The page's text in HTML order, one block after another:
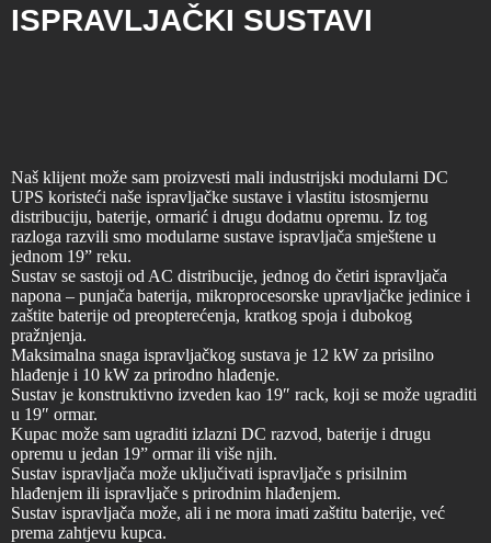
a
j
ISPRAVLJAČKI SUSTAVI
Naš klijent može sam proizvesti mali industrijski modularni DC
UPS koristeći naše ispravljačke sustave i vlastitu istosmjernu
distribuciju, baterije, ormarić i drugu dodatnu opremu. Iz tog
razloga razvili smo modularne sustave ispravljača smještene u
jednom 19” reku.
Sustav se sastoji od AC distribucije, jednog do četiri ispravljača
napona – punjača baterija, mikroprocesorske upravljačke jedinice i
zaštite baterije od preopterećenja, kratkog spoja i dubokog
pražnjenja.
Maksimalna snaga ispravljačkog sustava je 12 kW za prisilno
hlađenje i 10 kW za prirodno hlađenje.
Sustav je konstruktivno izveden kao 19″ rack, koji se može ugraditi
u 19″ ormar.
Kupac može sam ugraditi izlazni DC razvod, baterije i drugu
opremu u jedan 19” ormar ili više njih.
Sustav ispravljača može uključivati ​​ispravljače s prisilnim
hlađenjem ili ispravljače s prirodnim hlađenjem.
Sustav ispravljača može, ali i ne mora imati zaštitu baterije, već
prema zahtjevu kupca.